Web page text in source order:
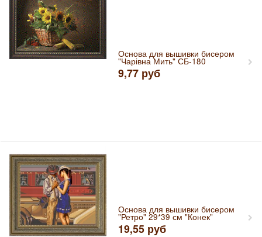
Основа для вышивки бисером
"Чарівна Мить" СБ-180
9,77 руб
Основа для вышивки бисером
"Ретро" 29*39 см "Конек"
19,55 руб